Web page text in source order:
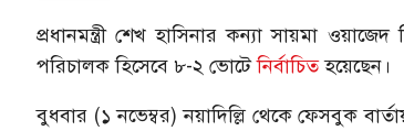
প্রধানমন্ত্রী শেখ হাসিনার কন্যা সায়মা ওয়াজেদ
পরিচালক হিসেবে ৮-২ ভোটেনির্বাচিতহয়েছেন।
বুধবার (১ নভেম্বর) নয়াদিল্লি থেকে ফেসবুক